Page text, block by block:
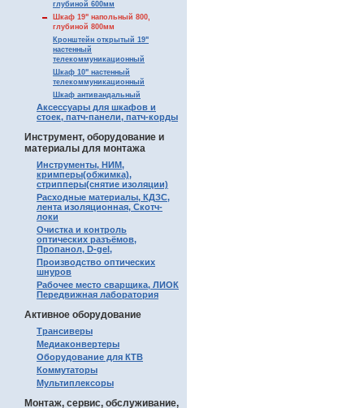
глубиной 600мм
Шкаф 19" напольный 800,
глубиной 800мм
Кронштейн открытый 19"
настенный
телекоммуникационный
Шкаф 10" настенный
телекоммуникационный
Шкаф антивандальный
Аксессуары для шкафов и
стоек, патч-панели, патч-корды
Инструмент, оборудование и
материалы для монтажа
Инструменты, НИМ,
кримперы(обжимка),
стрипперы(снятие изоляции)
Расходные материалы, КДЗС,
лента изоляционная, Скотч-
локи
Очистка и контроль
оптических разъёмов,
Пропанол, D-gel,
Производство оптических
шнуров
Рабочее место сварщика, ЛИОК
Передвижная лаборатория
Активное оборудование
Трансиверы
Медиаконвертеры
Оборудование для КТВ
Коммутаторы
Мультиплексоры
Монтаж, сервис, обслуживание,